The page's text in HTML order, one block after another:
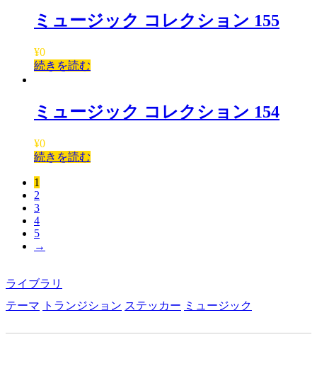
ミュージック コレクション 155
¥0
続きを読む
ミュージック コレクション 154
¥0
続きを読む
1
2
3
4
5
→
ライブラリ
テーマ
トランジション ステッカー ミュージック